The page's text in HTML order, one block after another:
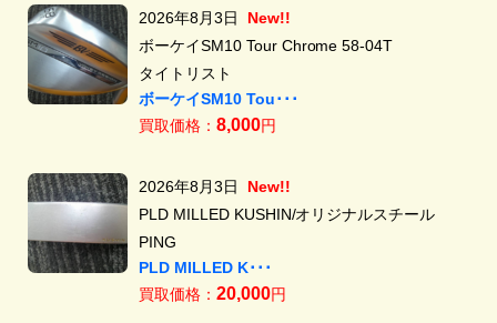
2026年8月3日
New!!
ボーケイSM10 Tour Chrome 58-04T
タイトリスト
ボーケイSM10 Tou･･･
買取価格： 8,000円
2026年8月3日
New!!
PLD MILLED KUSHIN/オリジナルスチール
PING
PLD MILLED K･･･
買取価格： 20,000円